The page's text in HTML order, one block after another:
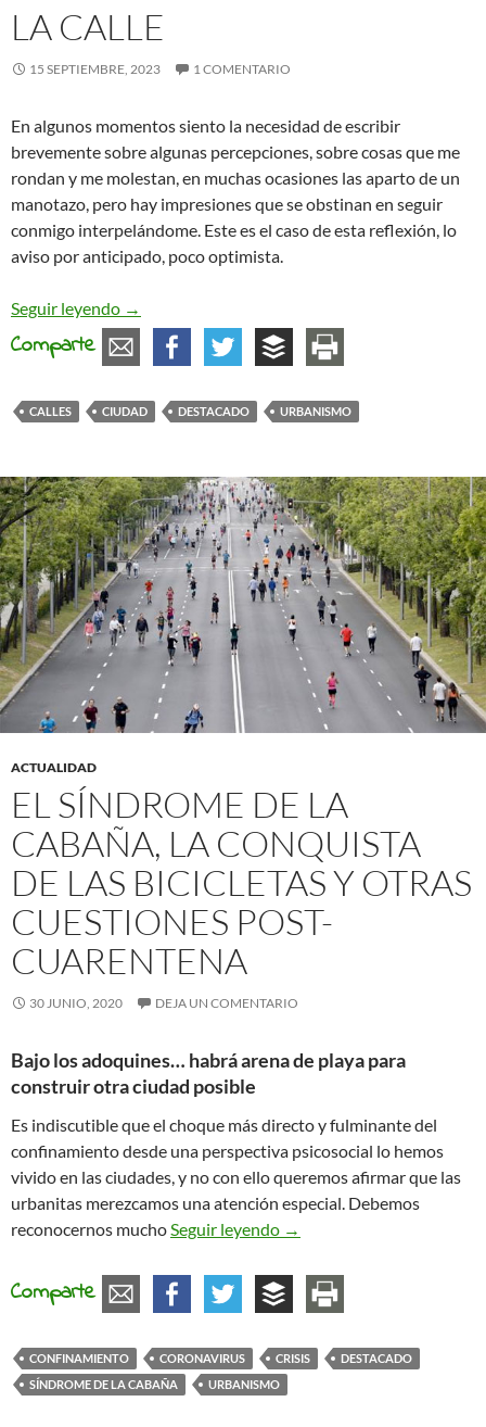
LA CALLE
15 SEPTIEMBRE, 2023 1 COMENTARIO
En algunos momentos siento la necesidad de escribir
brevemente sobre algunas percepciones, sobre cosas que me
rondan y me molestan, en muchas ocasiones las aparto de un
manotazo, pero hay impresiones que se obstinan en seguir
conmigo interpelándome. Este es el caso de esta reflexión, lo
aviso por anticipado, poco optimista.
Seguir leyendo La Calle
→
Comparte
CALLES CIUDAD DESTACADO URBANISMO
ACTUALIDAD
EL SÍNDROME DE LA
CABAÑA, LA CONQUISTA
DE LAS BICICLETAS Y OTRAS
CUESTIONES POST-
CUARENTENA
30 JUNIO, 2020 DEJA UN COMENTARIO
Bajo los adoquines… habrá arena de playa para
construir otra ciudad posible
Es indiscutible que el choque más directo y fulminante del
confinamiento desde una perspectiva psicosocial lo hemos
vivido en las ciudades, y no con ello queremos afirmar que las
urbanitas merezcamos una atención especial. Debemos
reconocernos muchoSeguir leyendo El síndrome de la cabaña,
→
Comparte
CONFINAMIENTO CORONAVIRUS CRISIS
DESTACADO
SÍNDROME DE LA CABAÑA
URBANISMO